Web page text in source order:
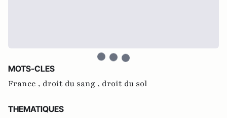
MOTS-CLES
France , droit du sang , droit du sol
THEMATIQUES